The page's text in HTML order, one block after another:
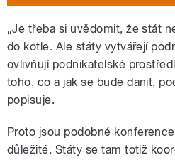
„Je třeba si uvědomit, že stát
do kotle. Ale státy vytvářejí
ovlivňují podnikatelské
toho, co a jak se bude danit,
popisuje.
Proto jsou podobné
důležité. Státy se tam totiž